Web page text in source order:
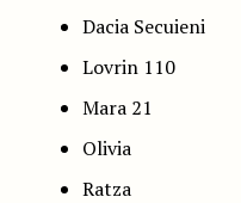
Dacia Secuieni
Lovrin 110
Mara 21
Olivia
Ratza